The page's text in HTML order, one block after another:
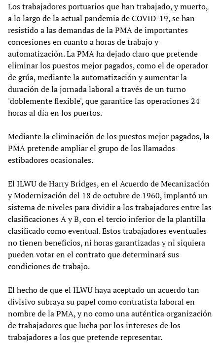
Los trabajadores portuarios que han trabajado, y muerto,
a lo largo de la actual pandemia de COVID-19, se han
resistido a las demandas de la PMA de importantes
concesiones en cuanto a horas de trabajo y
automatización. La PMA ha dejado claro que pretende
eliminar los puestos mejor pagados, como el de operador
de grúa, mediante la automatización y aumentar la
duración de la jornada laboral a través de un turno
'doblemente flexible', que garantice las operaciones 24
horas al día en los puertos.
Mediante la eliminación de los puestos mejor pagados, la
PMA pretende ampliar el grupo de los llamados
estibadores ocasionales.
El ILWU de Harry Bridges, en el Acuerdo de Mecanización
y Modernización del 18 de octubre de 1960, implantó un
sistema de niveles para dividir a los trabajadores entre las
clasificaciones A y B, con el tercio inferior de la plantilla
clasificado como eventual. Estos trabajadores eventuales
no tienen beneficios, ni horas garantizadas y ni siquiera
pueden votar en el contrato que determinará sus
condiciones de trabajo.
El hecho de que el ILWU haya aceptado un acuerdo tan
divisivo subraya su papel como contratista laboral en
nombre de la PMA, y no como una auténtica organización
de trabajadores que lucha por los intereses de los
trabajadores a los que pretende representar.